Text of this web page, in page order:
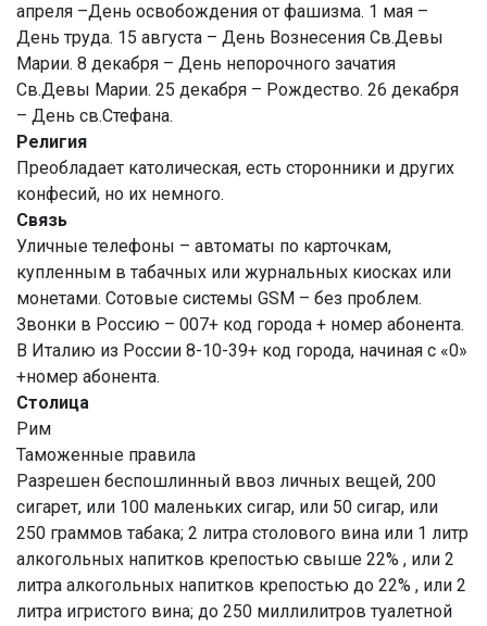
апреля –День освобождения от фашизма. 1 мая –
День труда. 15 августа – День Вознесения Св.Девы
Марии. 8 декабря – День непорочного зачатия
Св.Девы Марии. 25 декабря – Рождество. 26 декабря
– День св.Стефана.
Религия
Преобладает католическая, есть сторонники и других
конфесий, но их немного.
Связь
Уличные телефоны – автоматы по карточкам,
купленным в табачных или журнальных киосках или
монетами. Сотовые системы GSM – без проблем.
Звонки в Россию – 007+ код города + номер абонента.
В Италию из России 8-10-39+ код города, начиная с «0»
+номер абонента.
Столица
Рим
Таможенные правила
Разрешен беспошлинный ввоз личных вещей, 200
сигарет, или 100 маленьких сигар, или 50 сигар, или
250 граммов табака; 2 литра столового вина или 1 литр
алкогольных напитков крепостью свыше 22% , или 2
литра алкогольных напитков крепостью до 22% , или 2
литра игристого вина; до 250 миллилитров туалетной